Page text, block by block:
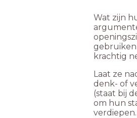
Wat zijn
gebruiken
krachtig
Laat ze
denk- of
(staat bij
om hun
verdiepen.